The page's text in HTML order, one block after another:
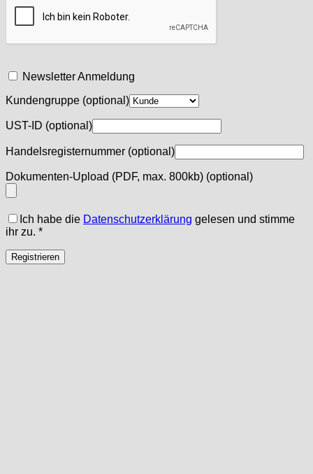
Newsletter Anmeldung
Kundengruppe (optional)
UST-ID (optional)
Handelsregisternummer (optional)
Dokumenten-Upload (PDF, max. 800kb) (optional)
Ich habe die Datenschutzerklärung gelesen und stimme
ihr zu. *
Registrieren